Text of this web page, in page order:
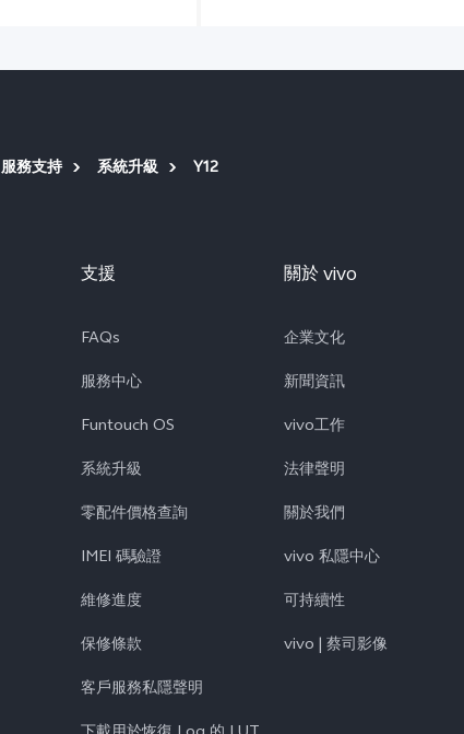
服務支持 系統升級 Y12
支援
FAQs
服務中心
Funtouch OS
系統升級
零配件價格查詢
IMEI 碼驗證
維修進度
保修條款
客戶服務私隱聲明
關於 vivo
企業文化
新聞資訊
vivo工作
法律聲明
關於我們
vivo 私隱中心
可持續性
vivo | 蔡司影像